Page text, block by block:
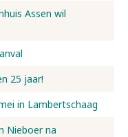
Assen wil
25 jaar!
in Lambertschaag
Nieboer na